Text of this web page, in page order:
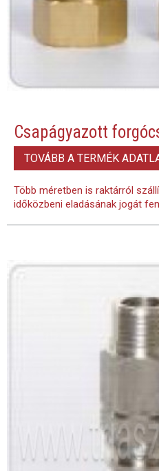
Csapágyazott
TOVÁBB A TERMÉK
Több méretben is raktárról
időközbeni eladásának jogát